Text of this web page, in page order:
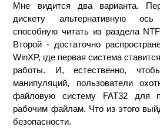
Мне видится два варианта.
дискету альтернативную
способную читать из раздела
Второй - достаточно
WinXP, где первая система
работы. И, естественно,
манипуляций, пользователи
файловую систему FAT32 для
рабочим файлам. Что из этого
безопасности.